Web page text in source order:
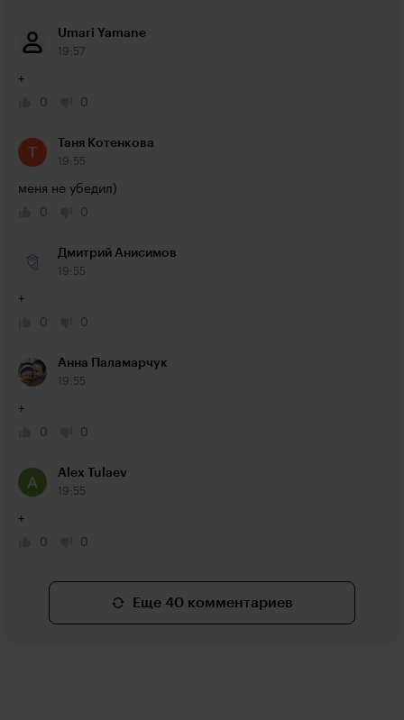
Umari Yamane
19:57
+
0
0
Таня Котенкова
19:55
меня не убедил)
0
0
Дмитрий Анисимов
19:55
+
0
0
Анна Паламарчук
19:55
+
0
0
Alex Tulaev
19:55
+
0
0
Еще 40 комментариев